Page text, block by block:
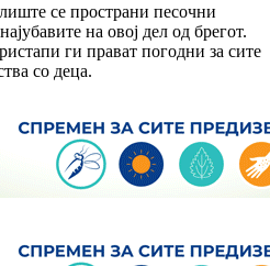
се пространи песочни
на овој дел од брегот.
ги прават погодни за сите
со деца.